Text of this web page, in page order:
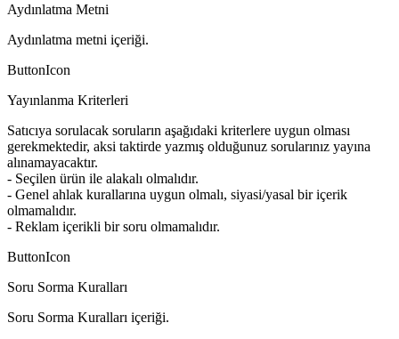
Aydınlatma Metni
Aydınlatma metni içeriği.
ButtonIcon
Yayınlanma Kriterleri
Satıcıya sorulacak soruların aşağıdaki kriterlere uygun olması
gerekmektedir, aksi taktirde yazmış olduğunuz sorularınız yayına
alınamayacaktır.
- Seçilen ürün ile alakalı olmalıdır.
- Genel ahlak kurallarına uygun olmalı, siyasi/yasal bir içerik
olmamalıdır.
- Reklam içerikli bir soru olmamalıdır.
ButtonIcon
Soru Sorma Kuralları
Soru Sorma Kuralları içeriği.